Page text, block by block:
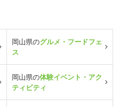
岡山県のグルメ・フードフェ
ス
岡山県の体験イベント・アク
ティビティ